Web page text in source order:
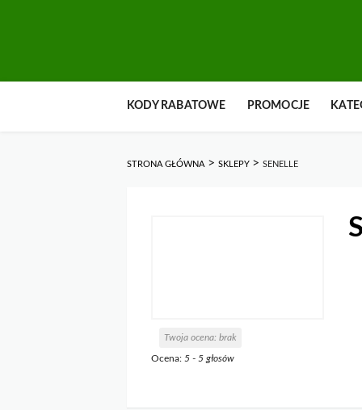
KODY RABATOWE PROMOCJE
STRONA GŁÓWNA > SKLEPY > SENELLE
Twoja ocena: brak
Ocena: 5 - 5 głosów